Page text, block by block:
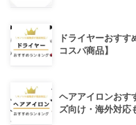
ドライヤーおすす
コスパ商品】
ヘアアイロンおす
ズ向け・海外対応